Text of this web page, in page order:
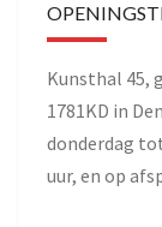
Kunsthal 45,
1781KD in
donderdag
uur, en op